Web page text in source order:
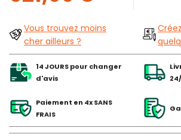
Vous trouvez moins
cher ailleurs ?
14 JOURS pour changer
d'avis
Paiement en 4x SANS
FRAIS